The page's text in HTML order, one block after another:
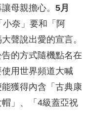
母親擔心。 5月
小奈」要和「阿
聲說出愛的宣言。
的方式隨機點名在
用世界頻道大喊
能獲得內含「古典康
」、「4級蓋亞祝